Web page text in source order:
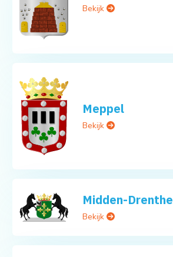
Bekijk
Meppel
Bekijk
Midden-Drenthe
Bekijk